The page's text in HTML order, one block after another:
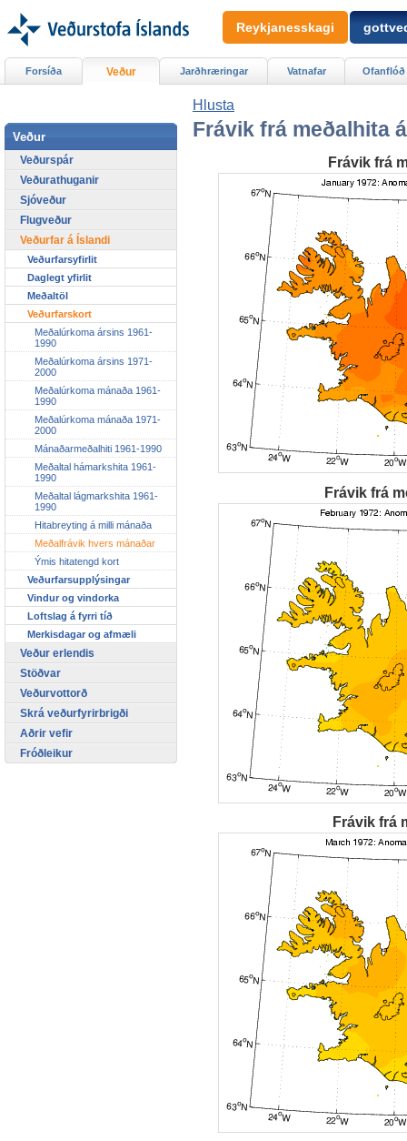
Hlusta
Frávik frá meðalhita
Frávik frá
Frávik frá
Frávik frá
Forsíða Veður Jarðhræringar Vatnafar Ofanflóð
Veður
Veðurspár
Veðurathuganir
Sjóveður
Flugveður
Veðurfar á Íslandi
Veðurfarsyfirlit
Daglegt yfirlit
Meðaltöl
Veðurfarskort
Meðalúrkoma ársins 1961-
1990
Meðalúrkoma ársins 1971-
2000
Meðalúrkoma mánaða 1961-
1990
Meðalúrkoma mánaða 1971-
2000
Mánaðarmeðalhiti 1961-1990
Meðaltal hámarkshita 1961-
1990
Meðaltal lágmarkshita 1961-
1990
Hitabreyting á milli mánaða
Meðalfrávik hvers mánaðar
Ýmis hitatengd kort
Veðurfarsupplýsingar
Vindur og vindorka
Loftslag á fyrri tíð
Merkisdagar og afmæli
Veður erlendis
Stöðvar
Veðurvottorð
Skrá veðurfyrirbrigði
Aðrir vefir
Fróðleikur
Reykjanesskagi